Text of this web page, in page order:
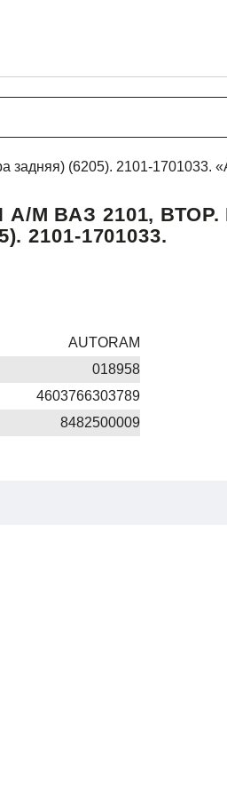
(6205). 2101-1701033.
М ВАЗ 2101, ВТОР.
2101-1701033.
AUTORAM
018958
4603766303789
8482500009